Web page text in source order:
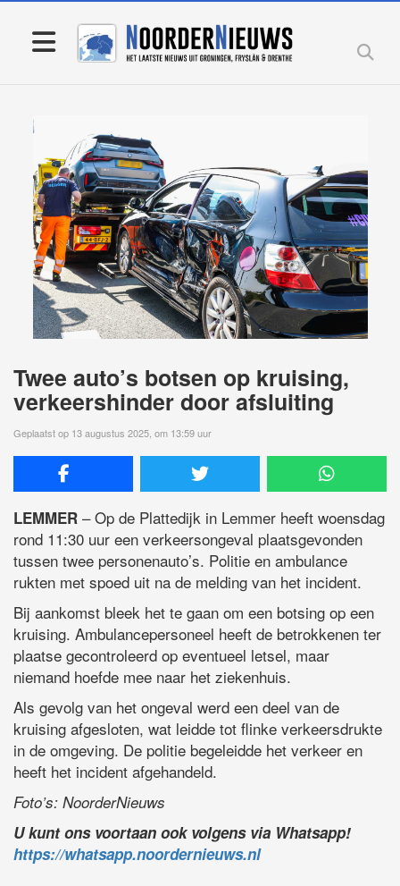
Twee auto’s botsen op kruising,
verkeershinder door afsluiting
Geplaatst op 13 augustus 2025, om 13:59 uur
LEMMER – Op de Plattedijk in Lemmer heeft woensdag
rond 11:30 uur een verkeersongeval plaatsgevonden
tussen twee personenauto’s. Politie en ambulance
rukten met spoed uit na de melding van het incident.
Bij aankomst bleek het te gaan om een botsing op een
kruising. Ambulancepersoneel heeft de betrokkenen ter
plaatse gecontroleerd op eventueel letsel, maar
niemand hoefde mee naar het ziekenhuis.
Als gevolg van het ongeval werd een deel van de
kruising afgesloten, wat leidde tot flinke verkeersdrukte
in de omgeving. De politie begeleidde het verkeer en
heeft het incident afgehandeld.
Foto’s: NoorderNieuws
U kunt ons voortaan ook volgens via Whatsapp!
https://whatsapp.noordernieuws.nl